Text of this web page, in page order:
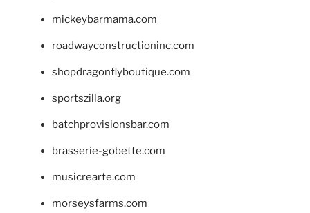
mickeybarmama.com
roadwayconstructioninc.com
shopdragonflyboutique.com
sportszilla.org
batchprovisionsbar.com
brasserie-gobette.com
musicrearte.com
morseysfarms.com